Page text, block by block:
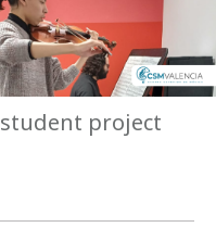
student project